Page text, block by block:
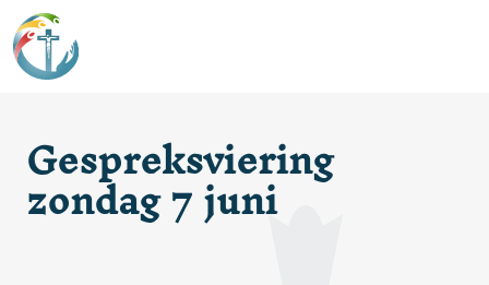
Gespreksviering
zondag 7 juni